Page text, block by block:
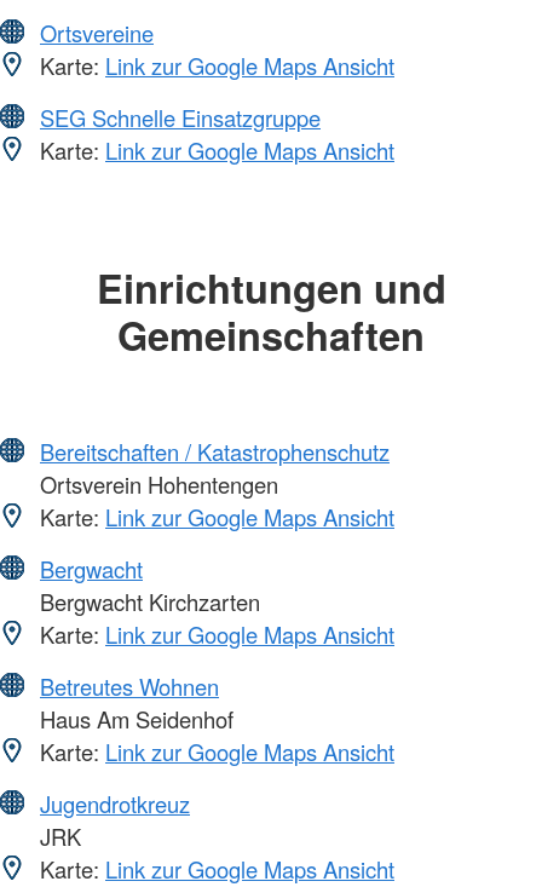
Ortsvereine
Karte: Link zur Google Maps Ansicht
SEG Schnelle Einsatzgruppe
Karte: Link zur Google Maps Ansicht
Einrichtungen und
Gemeinschaften
Bereitschaften / Katastrophenschutz
Ortsverein Hohentengen
Karte: Link zur Google Maps Ansicht
Bergwacht
Bergwacht Kirchzarten
Karte: Link zur Google Maps Ansicht
Betreutes Wohnen
Haus Am Seidenhof
Karte: Link zur Google Maps Ansicht
Jugendrotkreuz
JRK
Karte: Link zur Google Maps Ansicht